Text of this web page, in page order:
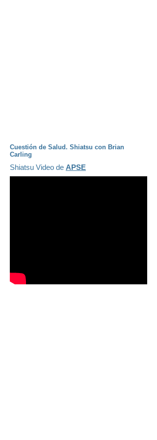
Cuestión de Salud. Shiatsu con Brian
Carling
Shiatsu Video de APSE